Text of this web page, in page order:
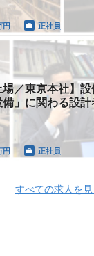
円 正社員
場／東京本社】
」に関わる設
円 正社員
すべての求人を見